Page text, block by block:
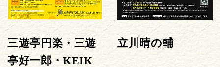
三遊亭円楽・三遊
亭好一郎・KEIK
立川晴の輔